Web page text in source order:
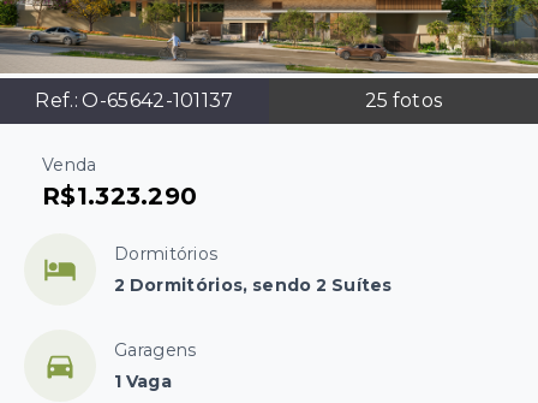
Ref.:O-65642-101137 25 fotos
Venda
R$1.323.290
Dormitórios
2 Dormitórios, sendo 2 Suítes
Garagens
1 Vaga